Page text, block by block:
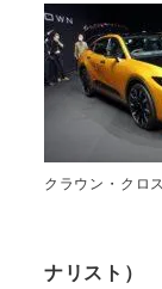
クラウン・クロ
ナリスト）